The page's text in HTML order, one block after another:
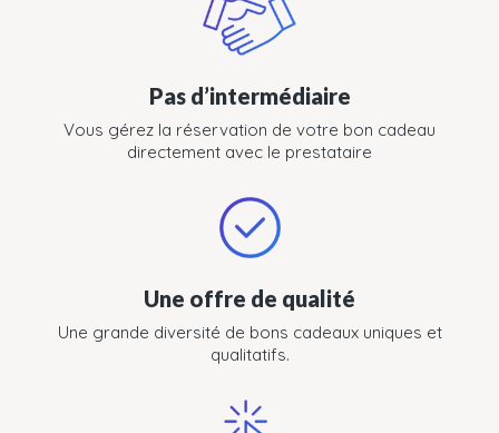
Pas d’intermédiaire
Vous gérez la réservation de votre bon cadeau
directement avec le prestataire
Une offre de qualité
Une grande diversité de bons cadeaux uniques et
qualitatifs.